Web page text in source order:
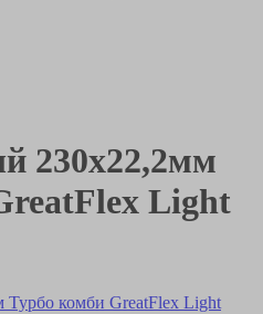
230х22,2мм
Light